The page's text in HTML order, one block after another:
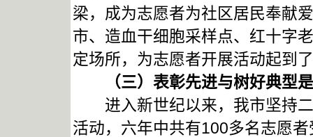
梁，成为志愿者为社区居民奉献
市、造血干细胞采样点、红十字
定场所，为志愿者开展活动起到
（三）表彰先进与树好典型是
进入新世纪以来，我市坚持二
活动，六年中共有100多名志愿